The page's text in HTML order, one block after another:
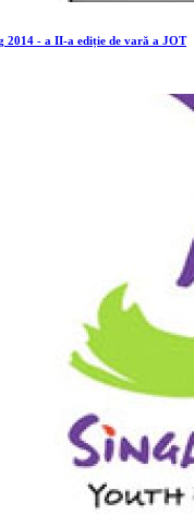
2014 - a II-a ediție de vară a JOT